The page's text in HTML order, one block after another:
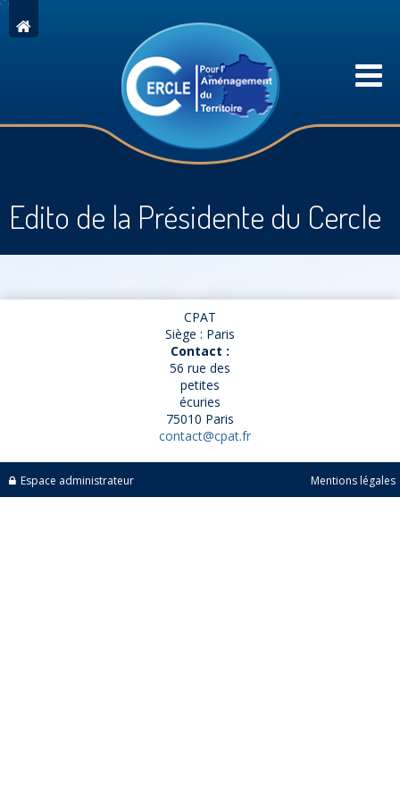
Edito de la Présidente du Cercle
CPAT
Siège : Paris
Contact :
56 rue des
petites
écuries
75010 Paris
contact@cpat.fr
Espace administrateur Mentions légales